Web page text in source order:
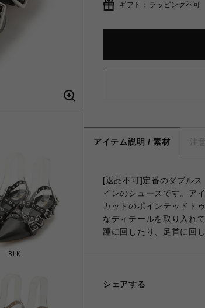
BLK
ギフト：ラッピング不可
アイテム説明 / 素材 注
[返品不可]定番のダブル
インのシューズです。ア
カットのポインテッドト
なディテールを取り入れ
踵に回したり、足首に回
シェアする